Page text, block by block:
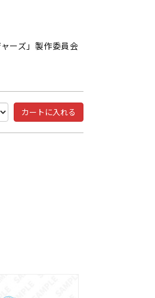
ーズ」製作委員会